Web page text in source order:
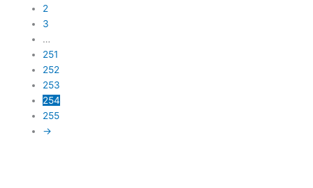
2
3
…
251
252
253
254
255
→